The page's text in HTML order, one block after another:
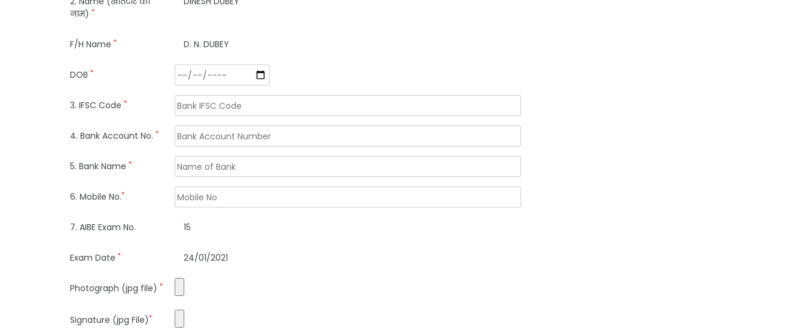
नाम) *
F/H Name * D. N. DUBEY
DOB *
3. IFSC Code *
4. Bank Account No. *
5. Bank Name *
6. Mobile No.*
7. AIBE Exam No. 15
Exam Date * 24/01/2021
Photograph (jpg file) *
Signature (jpg File)*